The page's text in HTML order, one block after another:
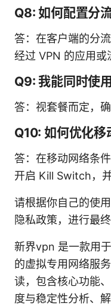
Q8: 如何配置分流
答：在客户端的分
经过 VPN 的应用或
Q9: 我能同时使
答：视套餐而定，
Q10: 如何优化移
答：在移动网络条
开启 Kill Switch，
请根据你自己的使
隐私政策，进行最
新界vpn 是一款用
的虚拟专用网络服
读，包含核心功能
度与稳定性分析、